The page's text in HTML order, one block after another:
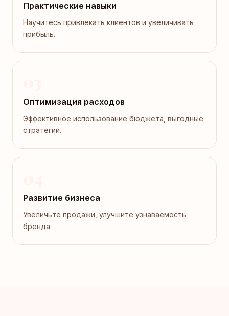
Практические навыки
Научитесь привлекать клиентов и увеличивать
прибыль.
Оптимизация расходов
Эффективное использование бюджета, выгодные
стратегии.
Развитие бизнеса
Увеличьте продажи, улучшите узнаваемость
бренда.